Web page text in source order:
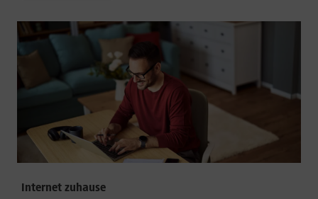
Internet zuhause